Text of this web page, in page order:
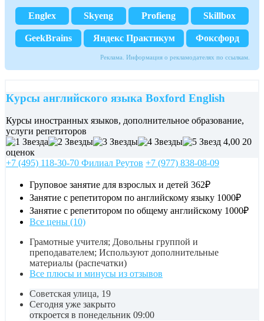
Englex Skyeng Profieng Skillbox
GeekBrains Яндекс Практикум Фоксфорд
Реклама. Информация о рекламодателях по ссылкам.
Курсы английского языка Boxford English
Курсы иностранных языков, дополнительное образование,
услуги репетиторов
4,00 20
оценок
+7 (495) 118-30-70 Филиал Реутов +7 (977) 838-08-09
Груповое занятие для взрослых и детей 362₽
Занятие с репетитором по английскому языку 1000₽
Занятие с репетитором по общему английскому 1000₽
Все цены (10)
Грамотные учителя; Довольны группой и
преподавателем; Используют дополнительные
материалы (распечатки)
Все плюсы и минусы из отзывов
Советская улица, 19
Сегодня уже закрыто
откроется в понедельник 09:00